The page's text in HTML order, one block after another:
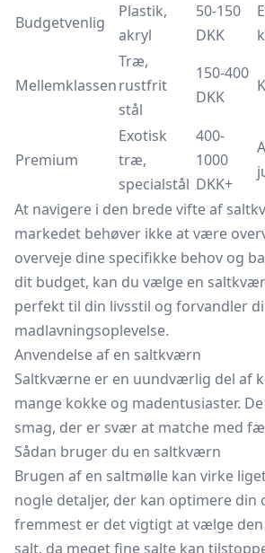
Budgetvenlig
Plastik,
akryl
50-150
DKK
Mellemklassen
Træ,
rustfrit
stål
150-400
DKK
Premium
Exotisk
træ,
specialstål
400-
1000
DKK+
At navigere i den brede vifte af
markedet behøver ikke at være
overveje dine specifikke behov og
dit budget, kan du vælge en
perfekt til din livsstil og forvandler
madlavningsoplevelse.
Anvendelse af en saltkværn
Saltkværne er en uundværlig del af
mange kokke og madentusiaster.
smag, der er svær at matche med
Sådan bruger du en saltkværn
Brugen af en saltmølle kan virke
nogle detaljer, der kan optimere din
fremmest er det vigtigt at vælge
salt, da meget fine salte kan